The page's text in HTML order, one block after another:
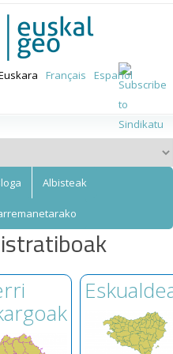
Français Español
Albisteak